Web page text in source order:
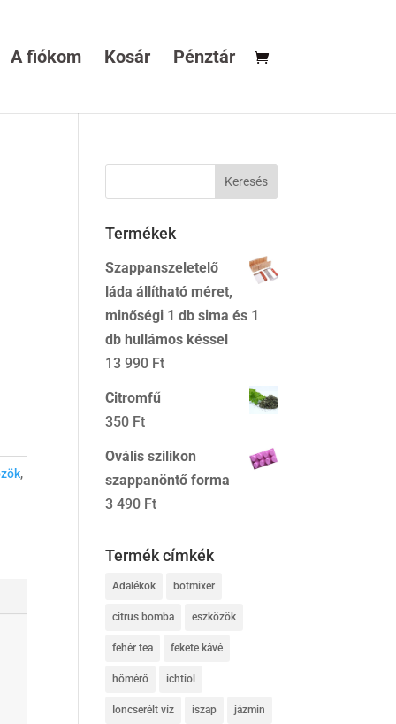
A fiókom Kosár Pénztár
,
Termékek
Szappanszeletelő
láda állítható méret,
minőségi 1 db sima és 1
db hullámos késsel
13 990 Ft
Citromfű
350 Ft
Ovális szilikon
szappanöntő forma
3 490 Ft
Termék címkék
Adalékok botmixer
citrus bomba eszközök
fehér tea fekete kávé
hőmérő ichtiol
Ioncserélt víz iszap jázmin